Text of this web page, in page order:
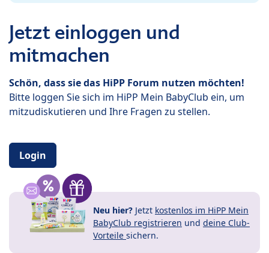
Jetzt einloggen und
mitmachen
Schön, dass sie das HiPP Forum nutzen möchten!
Bitte loggen Sie sich im HiPP Mein BabyClub ein, um
mitzudiskutieren und Ihre Fragen zu stellen.
Login
Neu hier? Jetzt kostenlos im HiPP Mein
BabyClub registrieren und deine Club-
Vorteile sichern.